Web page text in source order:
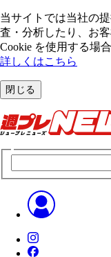
当サイトでは当社の
査・分析したり、お
Cookie を使⽤する場
詳しくはこちら
閉じる